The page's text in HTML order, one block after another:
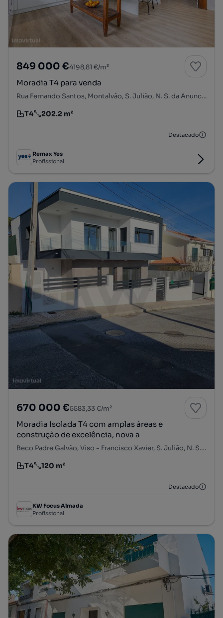
849 000 €4198,81 €/m²
Moradia T4 para venda
Rua Fernando Santos, Montalvão, S. Julião, N. S. da Anunciada e S. Maria da Graça, Setúbal, Setúbal
Tipologia
T4
Preço por metro quadrado
202.2 m²
Destacado
Remax Yes
Profissional
670 000 €5583,33 €/m²
Moradia Isolada T4 com amplas áreas e
construção de excelência, nova a
Beco Padre Galvão, Viso - Francisco Xavier, S. Julião, N. S. da Anunciada e S. Maria da Graça, Setúbal, Setúbal
Tipologia
T4
Preço por metro quadrado
120 m²
Destacado
KW Focus Almada
Profissional